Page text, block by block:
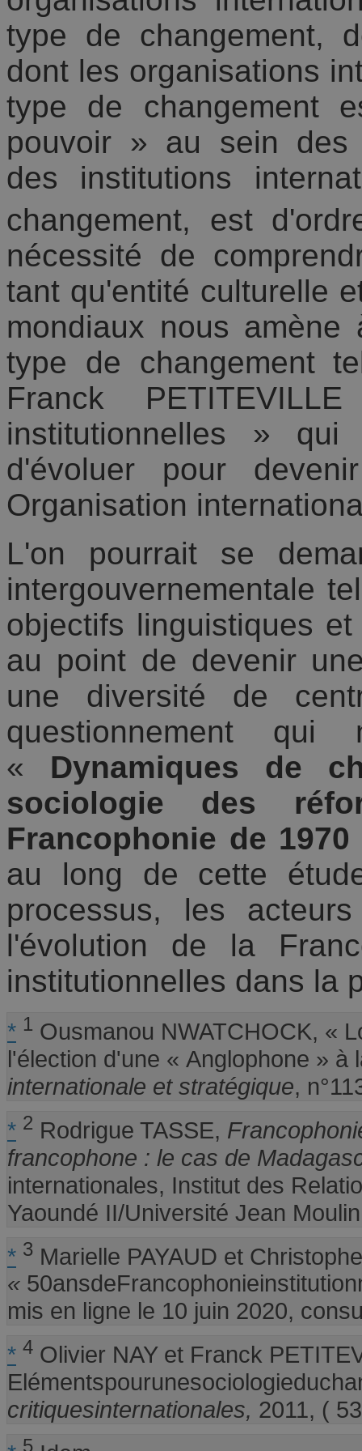
type de changement,
dont les organisations
type de changement
pouvoir » au sein des
des institutions
changement, est
nécessité de
tant qu'entité culturelle
mondiaux nous
type de changement
Franck
institutionnelles »
d'évoluer pour
Organisation
L'on pourrait se
intergouvernementale
objectifs linguistiques
au point de devenir
une diversité de
questionnement
« Dynamiques de
sociologie des
Francophonie de 1970
au long de cette
processus, les
l'évolution de la
institutionnelles dans la
* 1 Ousmanou NWATCHOCK, «
l'élection d'une « Anglophone »
internationale et stratégique,
* 2 Rodrigue TASSE,
francophone : le cas de
internationales, Institut des
Yaoundé II/Université Jean
* 3 Marielle PAYAUD et
«
mis en ligne le 10 juin 2020,
* 4 Olivier NAY et Franck
critiquesinternationales, 2011, (
5